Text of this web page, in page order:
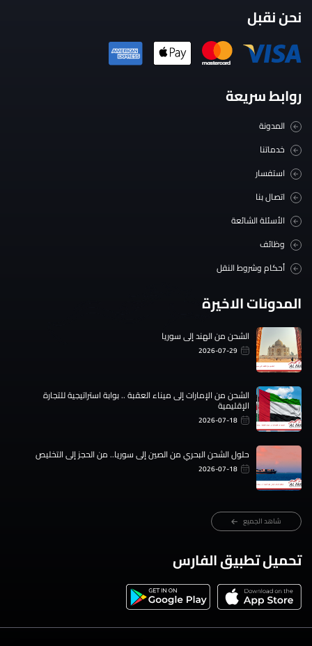
نحن نقبل
روابط سريعة
المدونة
خدماتنا
استفسار
اتصال بنا
الأسئلة الشائعة
وظائف
أحكام وشروط النقل
المدونات الاخيرة
الشحن من الهند إلى سوريا
2026-07-29
الشحن من الإمارات إلى ميناء العقبة .. بوابة استراتيجية للتجارة
الإقليمية
2026-07-18
حلول الشحن البحري من الصين إلى سوريا.. من الحجز إلى التخليص
2026-07-18
شاهد الجميع
تحميل تطبيق الفارس